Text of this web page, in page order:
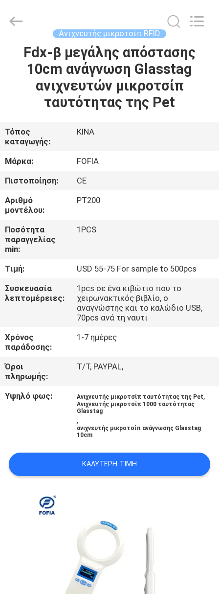
ΣΠΊΤΙ
ΠΡΟΪΌΝΤΑ
ΠΕΡΊΠΟΥ
ΕΜΕΊΣ
ΓΎΡΟΣ
ΕΡΓΟΣΤΑΣΊΩΝ
ΠΟΙΟΤΙΚΌΣ
ΜΑΣ
ΕΛΆΤΕ
ΕΠΑΦΉ
ΜΕ
ΑΠΌΣΠΑΣΜΑ
SITEMAP
PRIVACY
Technology
Ανιχνευτής μικροτσίπ RFID
Fdx-β μεγάλης απόστασης
10cm ανάγνωση Glasstag
ανιχνευτών μικροτσίπ
ταυτότητας της Pet
Τόπος
καταγωγής:
ΚΙΝΑ
Μάρκα:
FOFIA
Πιστοποίηση:
CE
Αριθμό
μοντέλου:
PT200
Ποσότητα
παραγγελίας
min:
1PCS
Τιμή:
USD 55-75 For sample to 500pcs
Συσκευασία
λεπτομέρειες:
1pcs σε ένα κιβώτιο που το
χειρωνακτικός βιβλίο, ο
αναγνώστης και το καλώδιο USB,
70pcs ανά τη ναυτι
Χρόνος
παράδοσης:
1-7 ημέρες
Όροι
πληρωμής:
T/T, PAYPAL,
Υψηλό φως: Ανιχνευτής μικροτσίπ ταυτότητας της Pet,
Ανιχνευτής μικροτσίπ 1000 ταυτότητας
Glasstag
,
ανιχνευτής μικροτσίπ ανάγνωσης Glasstag
10cm
ΚΑΛΎΤΕΡΗ ΤΙΜΉ